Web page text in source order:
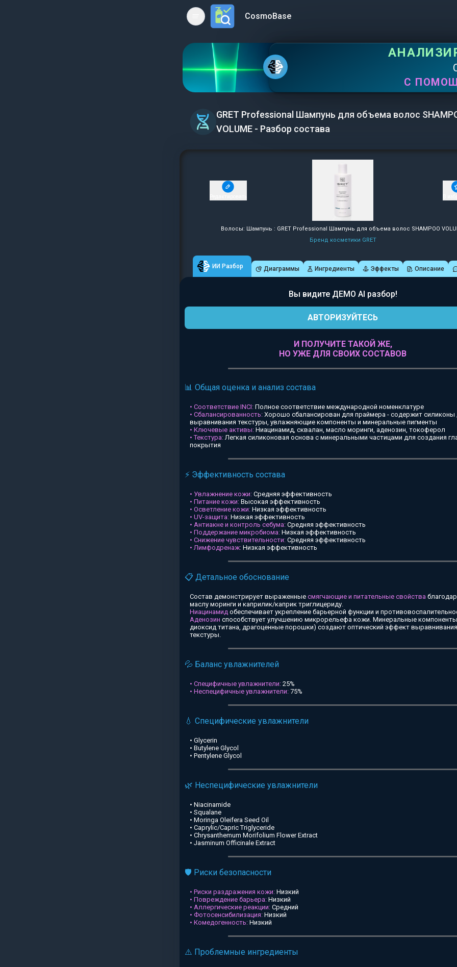
Open main menuCosmoBase
С
GRET Professional Шампунь для объема волос
VOLUME - Разбор состава
Волосы: Шампунь : GRET Professional Шампунь для объема волос SHAMPOO
Бренд косметики GRET
ИИ Разбор Диаграммы Ингредиенты Эффекты Описание
Вы видите ДЕМО AI разбор!
АВТОРИЗУЙТЕСЬ
И ПОЛУЧИТЕ ТАКОЙ ЖЕ,
НО УЖЕ ДЛЯ СВОИХ СОСТАВОВ
📊 Общая оценка и анализ состава
• Соответствие INCI: Полное соответствие международной номенклатуре
• Сбалансированность: Хорошо сбалансирован для праймера - содержит силиконы
выравнивания текстуры, увлажняющие компоненты и минеральные пигменты
• Ключевые активы: Ниацинамид, сквалан, масло моринги, аденозин, токоферол
• Текстура:Легкая силиконовая основа с минеральными частицами для создания
покрытия
⚡ Эффективность состава
• Увлажнение кожи: Средняя эффективность
• Питание кожи: Высокая эффективность
• Осветление кожи: Низкая эффективность
• UV-защита: Низкая эффективность
• Антиакне и контроль себума: Средняя эффективность
• Поддержание микробиома: Низкая эффективность
• Снижение чувствительности: Средняя эффективность
• Лимфодренаж: Низкая эффективность
📋 Детальное обоснование
Состав демонстрирует выраженные смягчающие и питательные свойства
маслу моринги и каприлик/каприк триглицериду.
Ниацинамид обеспечивает укрепление барьерной функции и
Аденозин способствует улучшению микрорельефа кожи. Минеральные
диоксид титана, драгоценные порошки) создают оптический эффект
текстуры.
💦 Баланс увлажнителей
• Специфичные увлажнители: 25%
• Неспецифичные увлажнители: 75%
💧 Специфические увлажнители
• Glycerin
• Butylene Glycol
• Pentylene Glycol
🌿 Неспецифические увлажнители
• Niacinamide
• Squalane
• Moringa Oleifera Seed Oil
• Caprylic/Capric Triglyceride
• Chrysanthemum Morifolium Flower Extract
• Jasminum Officinale Extract
🛡️ Риски безопасности
• Риски раздражения кожи: Низкий
• Повреждение барьера: Низкий
• Аллергические реакции: Средний
• Фотосенсибилизация: Низкий
• Комедогенность: Низкий
⚠️ Проблемные ингредиенты